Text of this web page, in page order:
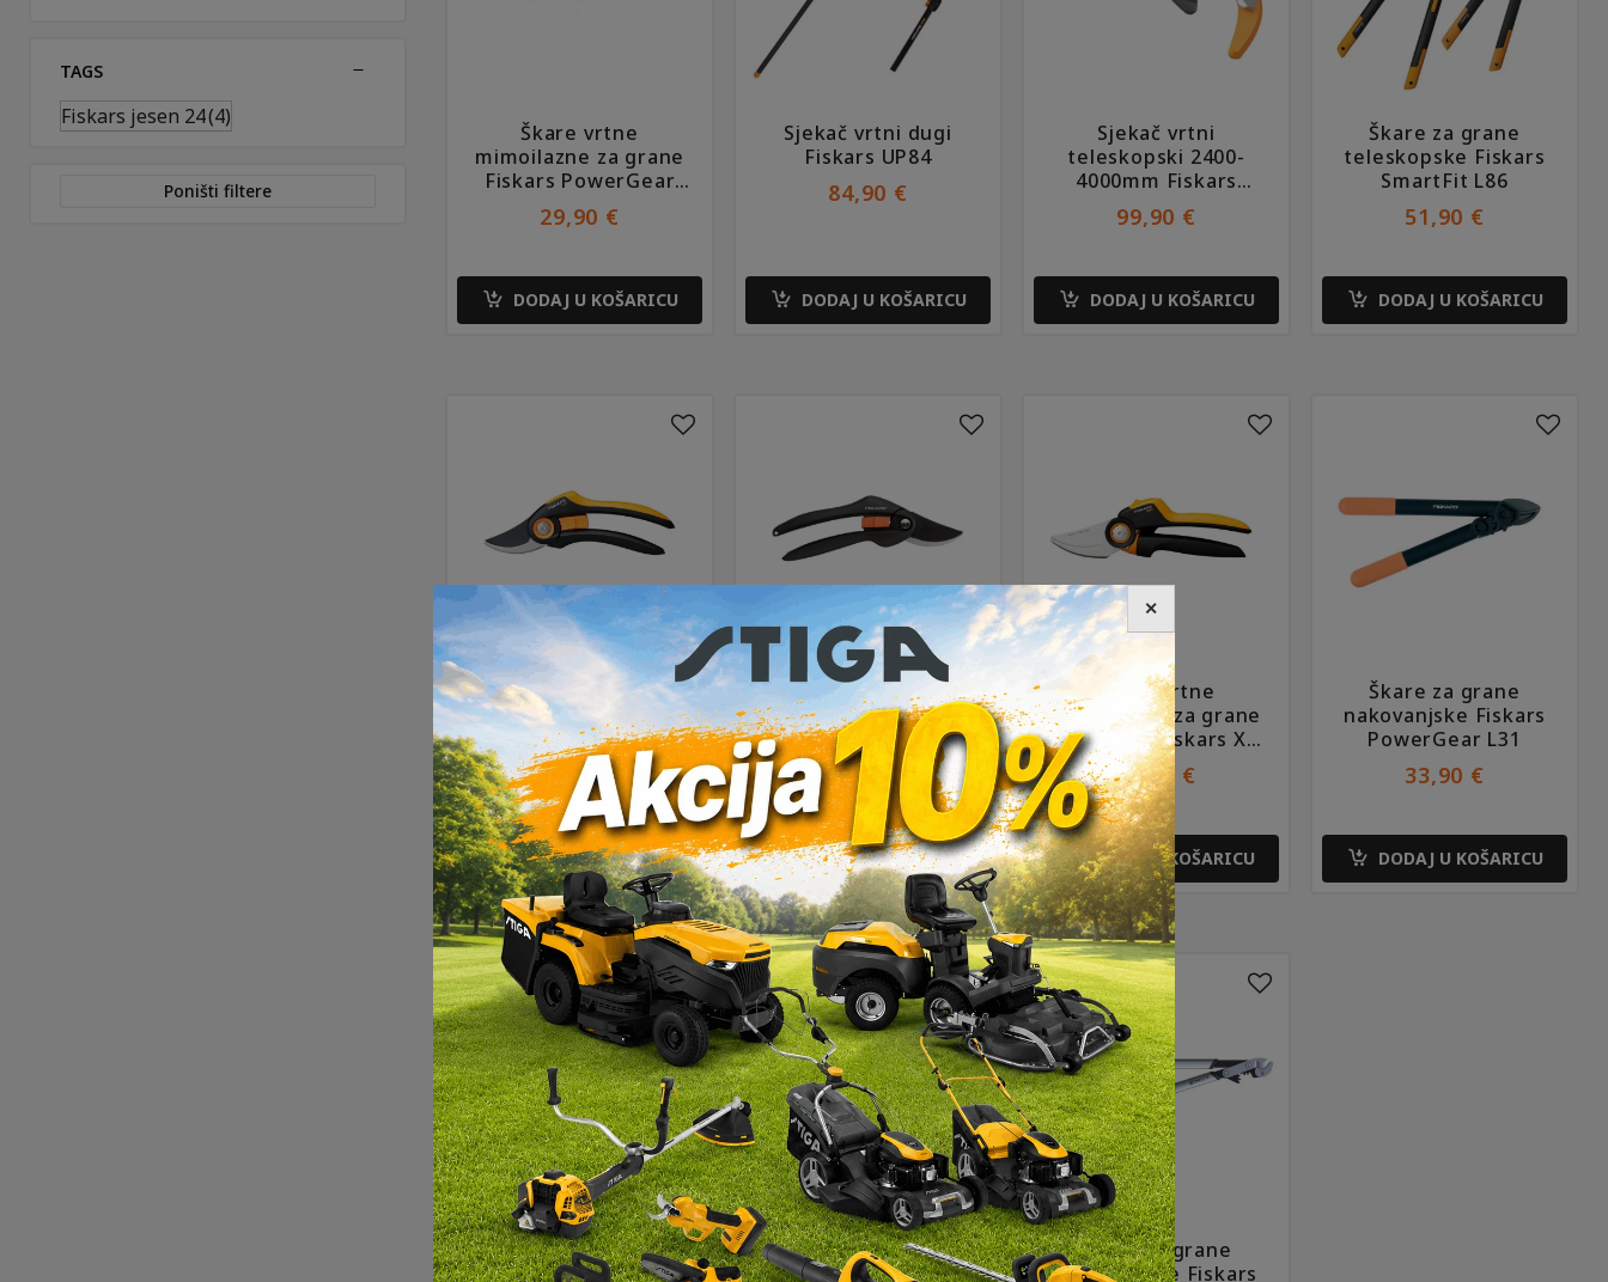
Škare vrtne
mimoilazne za grane
Fiskars PowerGear
P921
29,90 €
DODAJ U KOŠARICU
Sjekač vrtni dugi
Fiskars UP84
84,90 €
DODAJ U KOŠARICU
Sjekač vrtni
teleskopski 2400-
4000mm Fiskars
UPX86
99,90 €
DODAJ U KOŠARICU
Škare za grane
teleskopske Fiskars
SmartFit L86
51,90 €
DODAJ U KOŠARICU
Škare vrtne
mimoilazne za grane
do 20mm Fiskars Plus
P521
22,90 €
DODAJ U KOŠARICU
Škare vrtne
mimoilazne 208mm
Fiskars SingleStep
P26 1000567
10,90€
DODAJ U KOŠARICU
Škare vrtne
mimoilazne za grane
do 26mm Fiskars X-
series P961
33,90 €
DODAJ U KOŠARICU
Škare za grane
nakovanjske Fiskars
PowerGear L31
33,90 €
DODAJ U KOŠARICU
Škare za grane
mimoilazne Fiskars
Škare za grane
mimoilazne Fiskars
Škare za grane
nakovanjske Fiskars
TAGS
Fiskars jesen 24(4)
Poništi filtere
✕